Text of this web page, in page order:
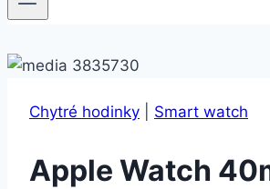
Chytré hodinky Smart watch
Apple Watch